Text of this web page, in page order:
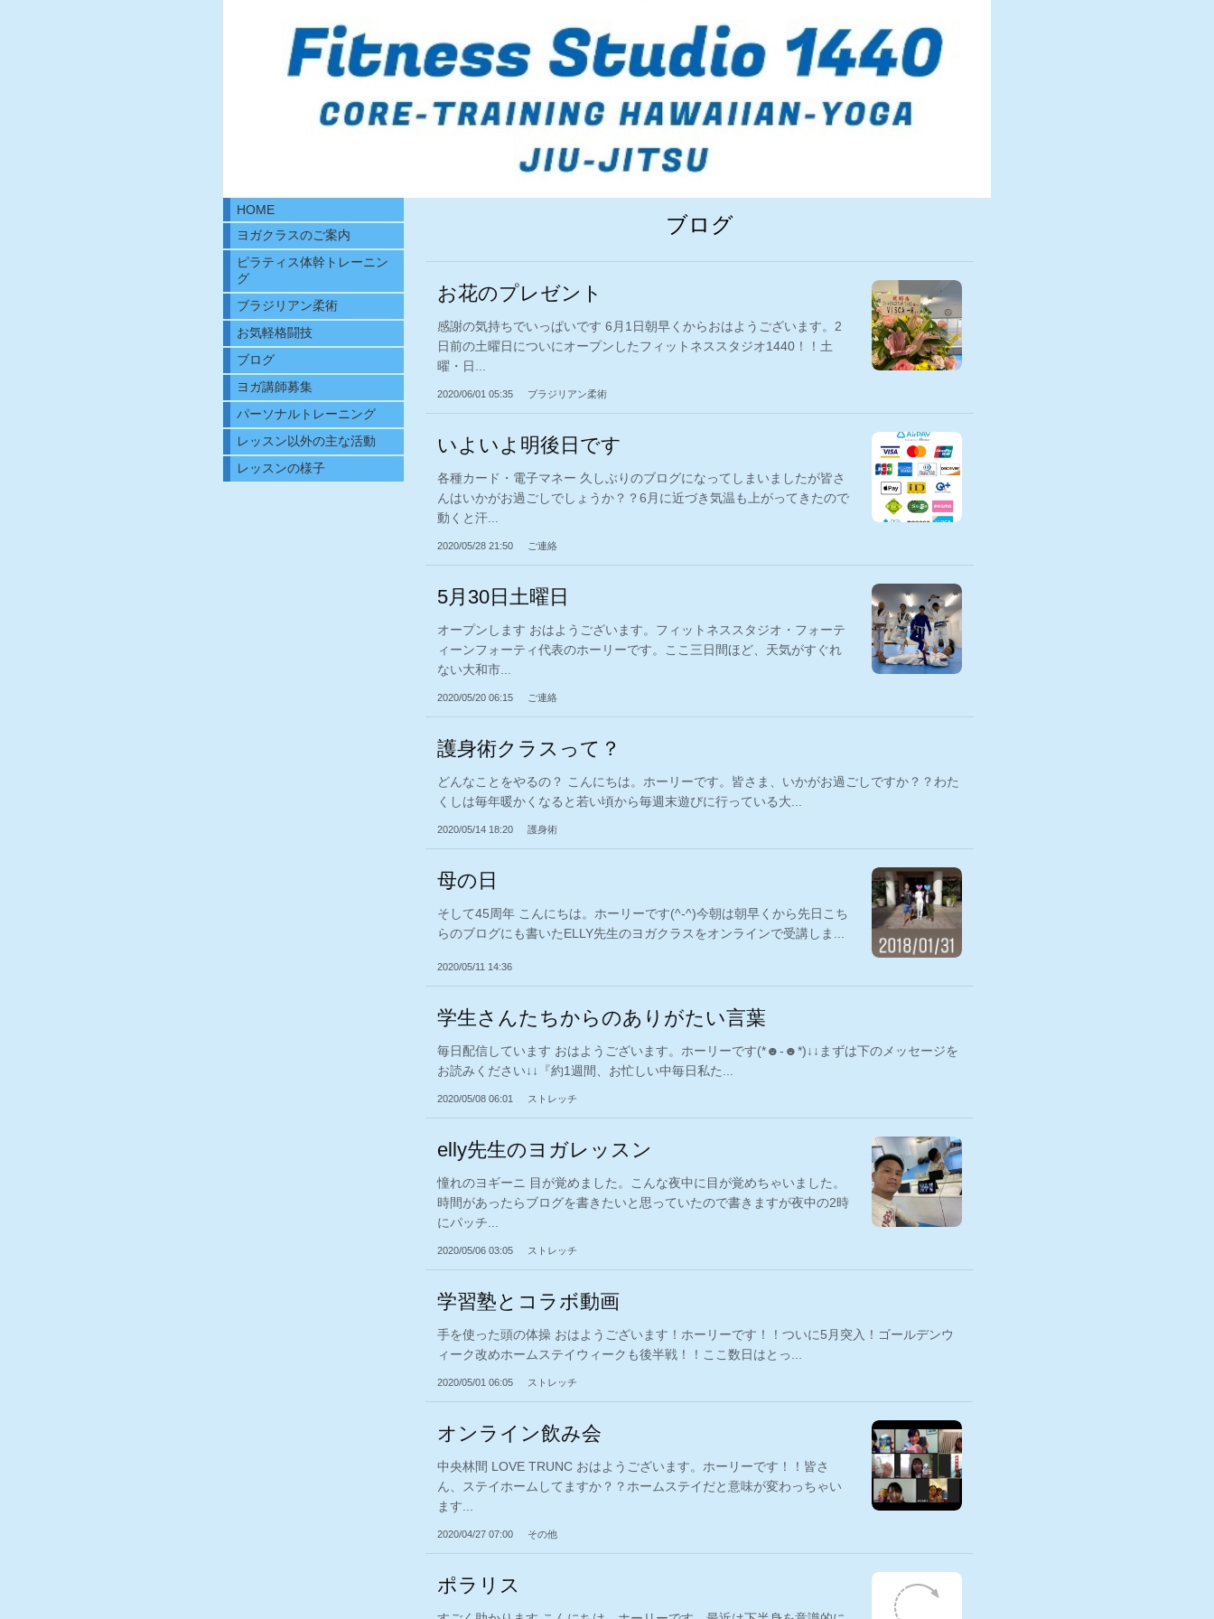
ブログ
お花のプレゼント
感謝の気持ちでいっぱいです 6月1日朝早くからおはようございます。2
日前の土曜日についにオープンしたフィットネススタジオ1440！！土
曜・日...
2020/06/01 05:35 ブラジリアン柔術
いよいよ明後日です
各種カード・電子マネー 久しぶりのブログになってしまいましたが皆さ
んはいかがお過ごしでしょうか？？6月に近づき気温も上がってきたので
動くと汗...
2020/05/28 21:50 ご連絡
5月30日土曜日
オープンします おはようございます。フィットネススタジオ・フォーテ
ィーンフォーティ代表のホーリーです。ここ三日間ほど、天気がすぐれ
ない大和市...
2020/05/20 06:15 ご連絡
護身術クラスって？
どんなことをやるの？ こんにちは。ホーリーです。皆さま、いかがお過ごしですか？？わた
くしは毎年暖かくなると若い頃から毎週末遊びに行っている大...
2020/05/14 18:20 護身術
母の日
そして45周年 こんにちは。ホーリーです(^-^)今朝は朝早くから先日こち
らのブログにも書いたELLY先生のヨガクラスをオンラインで受講しま...
2020/05/11 14:36
学生さんたちからのありがたい言葉
毎日配信しています おはようございます。ホーリーです(*☻-☻*)↓↓まずは下のメッセージを
お読みください↓↓『約1週間、お忙しい中毎日私た...
2020/05/08 06:01 ストレッチ
elly先生のヨガレッスン
憧れのヨギーニ 目が覚めました。こんな夜中に目が覚めちゃいました。
時間があったらブログを書きたいと思っていたので書きますが夜中の2時
にパッチ...
2020/05/06 03:05 ストレッチ
学習塾とコラボ動画
手を使った頭の体操 おはようございます！ホーリーです！！ついに5月突入！ゴールデンウ
ィーク改めホームステイウィークも後半戦！！ここ数日はとっ...
2020/05/01 06:05 ストレッチ
オンライン飲み会
中央林間 LOVE TRUNC おはようございます。ホーリーです！！皆さ
ん、ステイホームしてますか？？ホームステイだと意味が変わっちゃい
ます...
2020/04/27 07:00 その他
ポラリス
HOME
ヨガクラスのご案内
ピラティス体幹トレーニン
グ
ブラジリアン柔術
お気軽格闘技
ブログ
ヨガ講師募集
パーソナルトレーニング
レッスン以外の主な活動
レッスンの様子